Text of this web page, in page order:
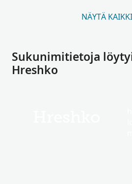
NÄYTÄ
Sukunimitietoja
Hreshko